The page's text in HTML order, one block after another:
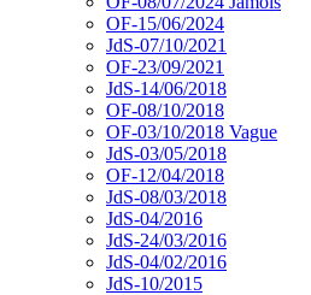
OF-15/06/2024
JdS-07/10/2021
OF-23/09/2021
JdS-14/06/2018
OF-08/10/2018
OF-03/10/2018 Vague
JdS-03/05/2018
OF-12/04/2018
JdS-08/03/2018
JdS-04/2016
JdS-24/03/2016
JdS-04/02/2016
JdS-10/2015